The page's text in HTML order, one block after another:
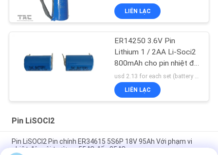
LIÊN LẠC
ER14250 3.6V Pin
Lithium 1 / 2AA Li-Soci2
800mAh cho pin nhiệt độ
cao
usd 2.13 for each set (battery with tag) MOQ:100 chiếc
LIÊN LẠC
Pin LiSOCl2
Pin LiSOCl2 Pin chính ER34615 5S6P 18V 95Ah Với phạm vi
nhiệt độ môi trường -55 °C đến 85 °C